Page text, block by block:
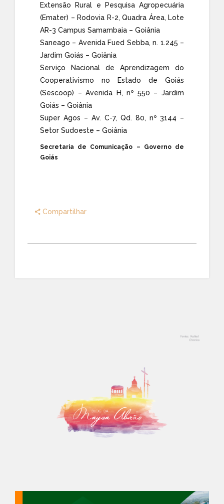
Extensão Rural e Pesquisa Agropecuária
(Emater) – Rodovia R-2, Quadra Área, Lote
AR-3 Campus Samambaia – Goiânia
Saneago – Avenida Fued Sebba, n. 1.245 –
Jardim Goiás – Goiânia
Serviço Nacional de Aprendizagem do
Cooperativismo no Estado de Goiás
(Sescoop) – Avenida H, nº 550 – Jardim
Goiás – Goiânia
Super Agos – Av. C-7, Qd. 80, nº 3144 –
Setor Sudoeste – Goiânia
Secretaria de Comunicação – Governo de
Goiás
Compartilhar